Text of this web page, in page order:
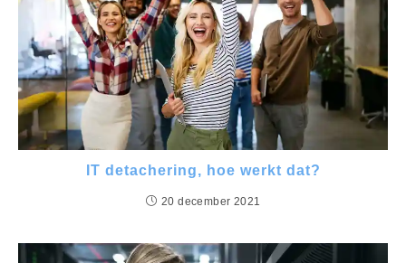
IT detachering, hoe werkt dat?
20 december 2021